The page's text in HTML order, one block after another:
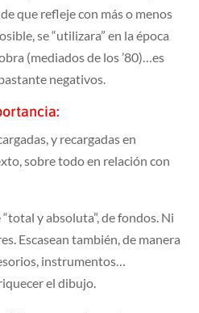
que refleje con más o menos
se “utilizara” en la época
(mediados de los ’80)…es
negativos.
y recargadas en
sobre todo en relación con
y absoluta”, de fondos. Ni
Escasean también, de manera
instrumentos…
el dibujo.